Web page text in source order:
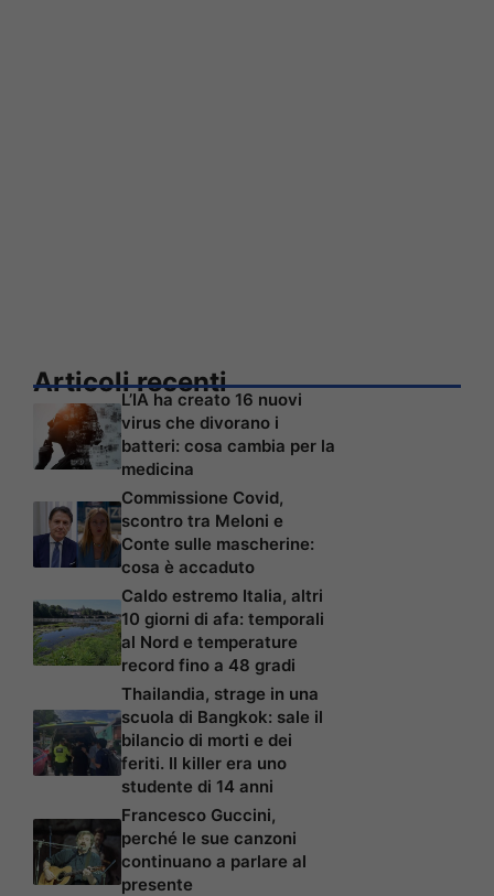
Articoli recenti
L’IA ha creato 16 nuovi
virus che divorano i
batteri: cosa cambia per la
medicina
Commissione Covid,
scontro tra Meloni e
Conte sulle mascherine:
cosa è accaduto
Caldo estremo Italia, altri
10 giorni di afa: temporali
al Nord e temperature
record fino a 48 gradi
Thailandia, strage in una
scuola di Bangkok: sale il
bilancio di morti e dei
feriti. Il killer era uno
studente di 14 anni
Francesco Guccini,
perché le sue canzoni
continuano a parlare al
presente